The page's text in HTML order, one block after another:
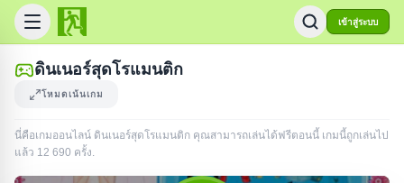
เข้าสู่ระบบ
ดินเนอร์สุดโรแมนติก
โหมดเน้นเกม
นี่คือเกมออนไลน์ ดินเนอร์สุดโรแมนติก คุณสามารถเล่นได้ฟรีตอนนี้ เกมนี้ถูกเล่นไป
แล้ว 12 690 ครั้ง.